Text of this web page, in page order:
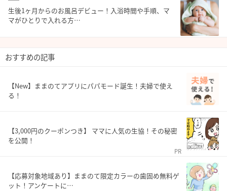
生後1ヶ月からのお風呂デビュー！入浴時間や手順、マ
マがひとりで入れる方…
おすすめの記事
【New】ままのてアプリにパパモード誕生！夫婦で使え
る！
【3,000円のクーポンつき】 ママに人気の生協！その秘密
を公開！
PR
【応募対象地域あり】ままのて限定カラーの歯固め無料ゲ
ット！アンケートに…